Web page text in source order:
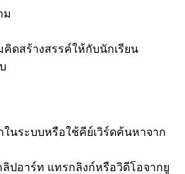
ม
คิดสร้างสรรค์ให้กับนักเรียน
ในระบบหรือใช้คีย์เวิร์ดค้นหาจาก
ปอาร์ท แทรกลิงก์หรือวิดีโอจากยู